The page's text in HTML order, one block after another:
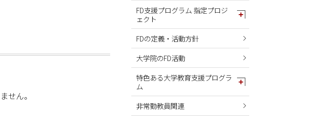
せん。
FD支援プログラム 指定プロジ
ェクト
FDの定義・活動方針
大学院のFD活動
特色ある大学教育支援プログラ
ム
非常勤教員関連